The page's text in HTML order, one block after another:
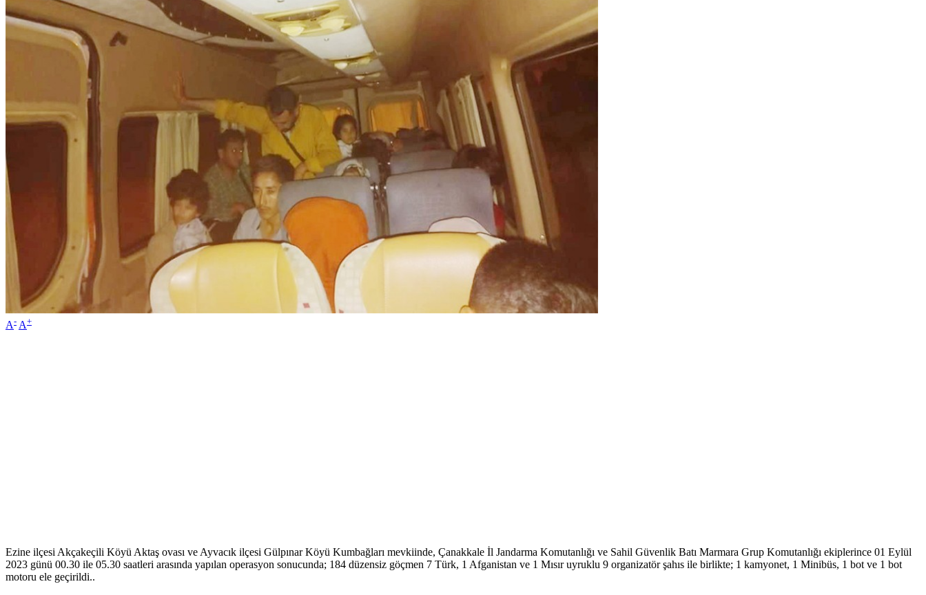
A- A+
Ezine ilçesi Akçakeçili Köyü Aktaş ovası ve Ayvacık ilçesi Gülpınar Köyü Kumbağları mevkiinde, Çanakkale İl Jandarma Komutanlığı ve Sahil Güvenlik Batı Marmara Grup Komutanlığı ekiplerince 01 Eylül
2023 günü 00.30 ile 05.30 saatleri arasında yapılan operasyon sonucunda; 184 düzensiz göçmen 7 Türk, 1 Afganistan ve 1 Mısır uyruklu 9 organizatör şahıs ile birlikte; 1 kamyonet, 1 Minibüs, 1 bot ve 1 bot
motoru ele geçirildi..